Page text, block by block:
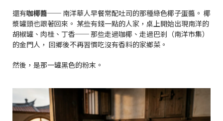
還有咖椰醬── 南洋華人早餐常配吐司的那種綠色椰子蛋醬。 椰
漿罐頭也跟著回來。 某些有錢一點的人家，桌上開始出現南洋的
胡椒罐、肉桂、丁香── 那些走過咖椰、走過巴剎（南洋市集）
的金門人， 回鄉後不再習慣吃沒有香料的家鄉菜。
然後，是那一罐黑色的粉末。